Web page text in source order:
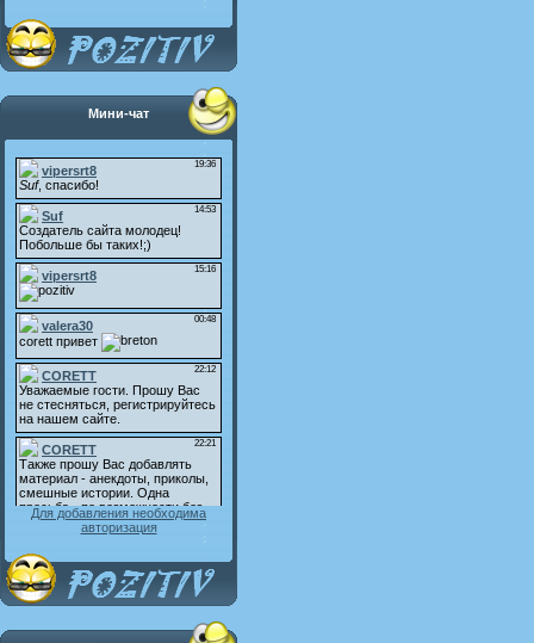
Мини-чат
Для добавления необходима
авторизация